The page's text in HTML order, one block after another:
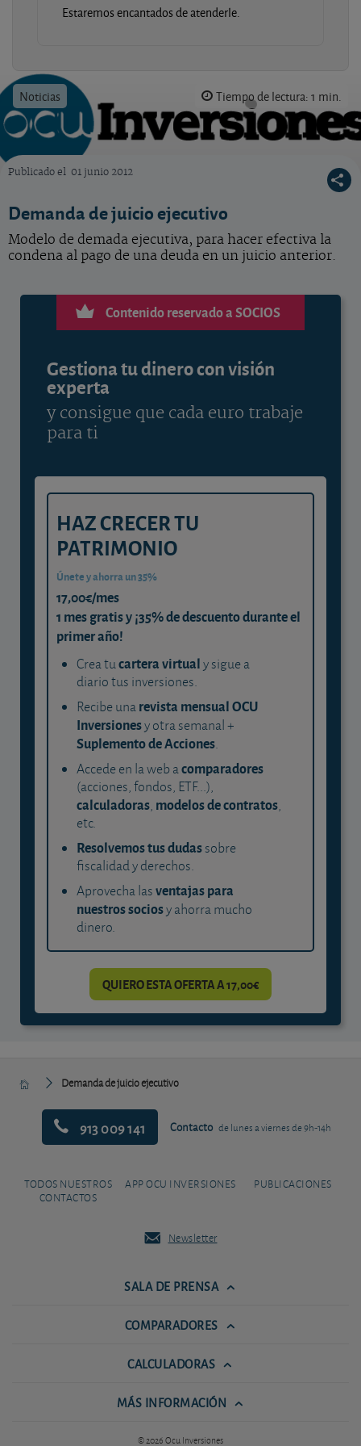
Estaremos encantados de atenderle.
Noticias Tiempo de lectura: 1 min.
Publicado el 01 junio 2012
Demanda de juicio ejecutivo
Modelo de demada ejecutiva, para hacer efectiva la
condena al pago de una deuda en un juicio anterior.
Contenido reservado a SOCIOS
Gestiona tu dinero con visión
experta
y consigue que cada euro trabaje
para ti
HAZ CRECER TU
PATRIMONIO
Únete y ahorra un 35%
17,00€/mes
1 mes gratis y ¡35% de descuento durante el
primer año!
Crea tucartera virtualy sigue a
diario tus inversiones.
Recibe unarevista mensual OCU
Inversionesy otra semanal +
Suplemento de Acciones.
Accede en la web acomparadores
(acciones, fondos, ETF...),
calculadoras, modelos de contratos,
etc.
Resolvemos tus dudassobre
fiscalidad y derechos.
Aprovecha lasventajas para
nuestros sociosy ahorra mucho
dinero.
QUIERO ESTA OFERTA A 17,00€
Demanda de juicio ejecutivo
913 009 141 Contacto de lunes a viernes de 9h-14h
TODOS NUESTROS
CONTACTOS
APP OCU INVERSIONES PUBLICACIONES
Newsletter
SALA DE PRENSA
COMPARADORES
CALCULADORAS
MÁS INFORMACIÓN
© 2026 Ocu Inversiones